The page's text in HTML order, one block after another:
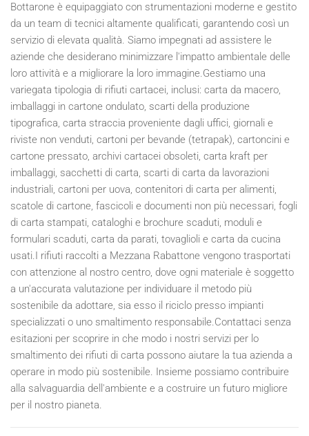
Bottarone è equipaggiato con strumentazioni moderne e gestito
da un team di tecnici altamente qualificati, garantendo così un
servizio di elevata qualità. Siamo impegnati ad assistere le
aziende che desiderano minimizzare l'impatto ambientale delle
loro attività e a migliorare la loro immagine.Gestiamo una
variegata tipologia di rifiuti cartacei, inclusi: carta da macero,
imballaggi in cartone ondulato, scarti della produzione
tipografica, carta straccia proveniente dagli uffici, giornali e
riviste non venduti, cartoni per bevande (tetrapak), cartoncini e
cartone pressato, archivi cartacei obsoleti, carta kraft per
imballaggi, sacchetti di carta, scarti di carta da lavorazioni
industriali, cartoni per uova, contenitori di carta per alimenti,
scatole di cartone, fascicoli e documenti non più necessari, fogli
di carta stampati, cataloghi e brochure scaduti, moduli e
formulari scaduti, carta da parati, tovaglioli e carta da cucina
usati.I rifiuti raccolti a Mezzana Rabattone vengono trasportati
con attenzione al nostro centro, dove ogni materiale è soggetto
a un'accurata valutazione per individuare il metodo più
sostenibile da adottare, sia esso il riciclo presso impianti
specializzati o uno smaltimento responsabile.Contattaci senza
esitazioni per scoprire in che modo i nostri servizi per lo
smaltimento dei rifiuti di carta possono aiutare la tua azienda a
operare in modo più sostenibile. Insieme possiamo contribuire
alla salvaguardia dell'ambiente e a costruire un futuro migliore
per il nostro pianeta.